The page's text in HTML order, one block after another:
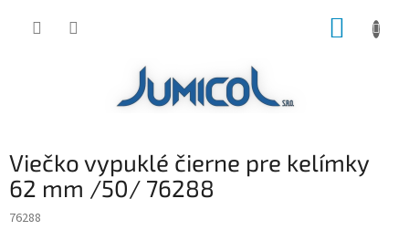
Viečko vypuklé čierne pre kelímky
62 mm /50/ 76288
76288